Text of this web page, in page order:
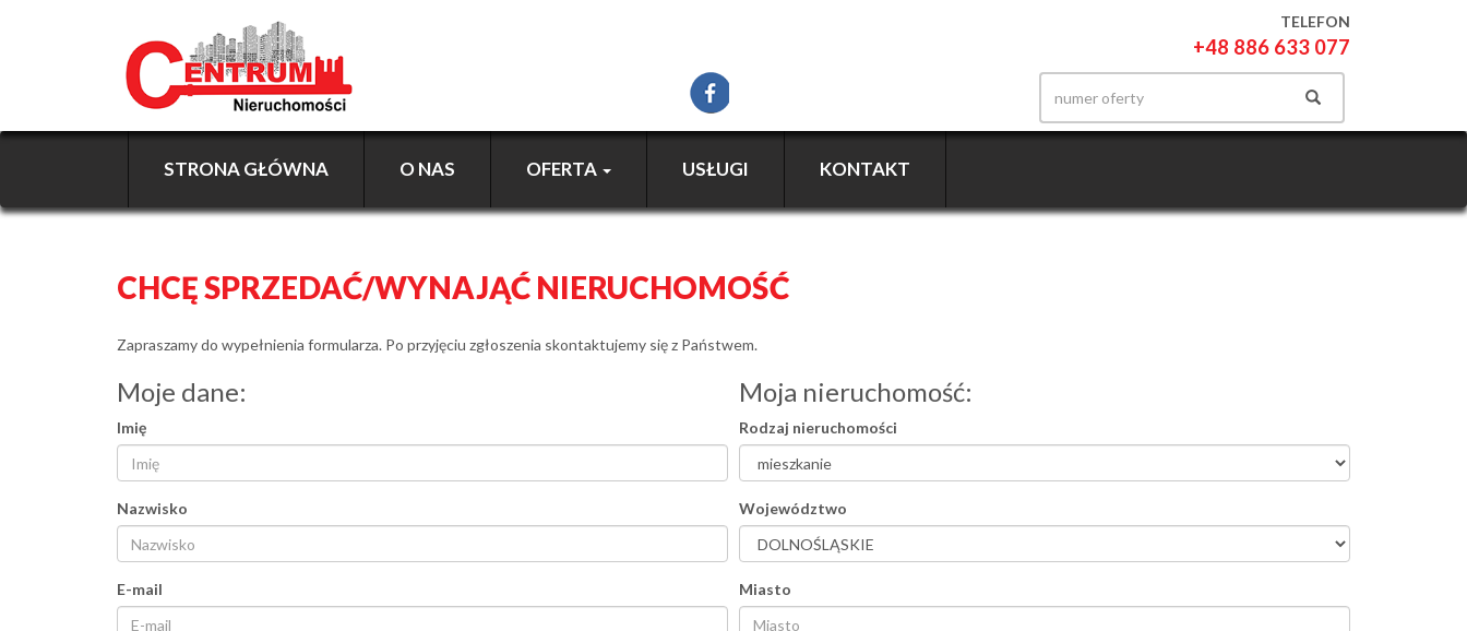
TELEFON
+48 886 633 077
STRONA GŁÓWNA O NAS OFERTA USŁUGI KONTAKT
CHCĘ SPRZEDAĆ/WYNAJĄĆ NIERUCHOMOŚĆ
Zapraszamy do wypełnienia formularza. Po przyjęciu zgłoszenia skontaktujemy się z Państwem.
Moje dane:
Imię
Nazwisko
E-mail
Moja nieruchomość:
Rodzaj nieruchomości
Województwo
Miasto